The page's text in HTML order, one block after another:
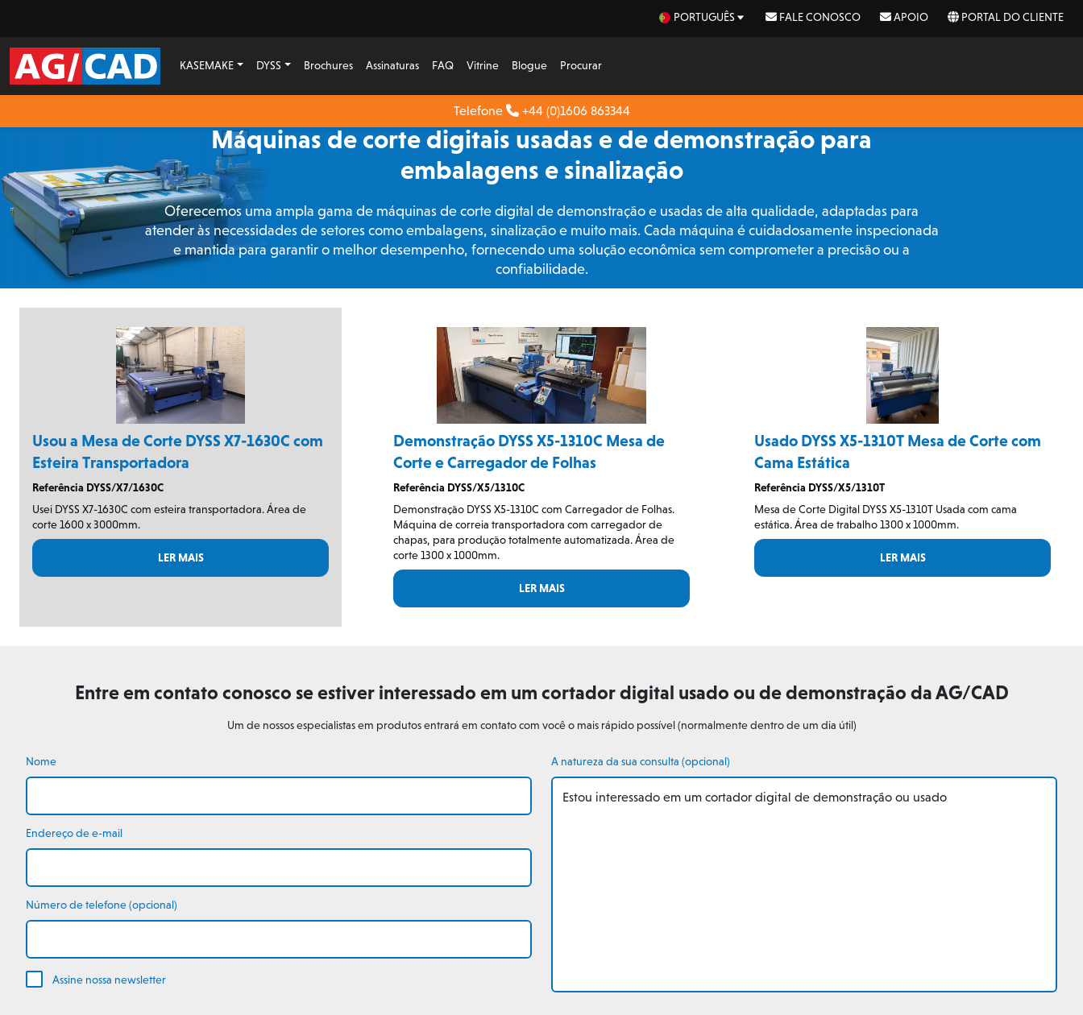
PORTUGUÊS FALE CONOSCO APOIO PORTAL DO CLIENTE
KASEMAKE DYSS Brochures Assinaturas FAQ Vitrine Blogue Procurar
Telefone +44 (0)1606 863344
Máquinas de corte digitais usadas e de demonstração para
embalagens e sinalização
Oferecemos uma ampla gama de máquinas de corte digital de demonstração e usadas de alta qualidade, adaptadas para
atender às necessidades de setores como embalagens, sinalização e muito mais. Cada máquina é cuidadosamente inspecionada
e mantida para garantir o melhor desempenho, fornecendo uma solução econômica sem comprometer a precisão ou a
confiabilidade.
Usou a Mesa de Corte DYSS X7-1630C com
Esteira Transportadora
Referência DYSS/X7/1630C
Usei DYSS X7-1630C com esteira transportadora. Área de
corte 1600 x 3000mm.
LER MAIS
Demonstração DYSS X5-1310C Mesa de
Corte e Carregador de Folhas
Referência DYSS/X5/1310C
Demonstração DYSS X5-1310C com Carregador de Folhas.
Máquina de correia transportadora com carregador de
chapas, para produção totalmente automatizada. Área de
corte 1300 x 1000mm.
LER MAIS
Usado DYSS X5-1310T Mesa de Corte com
Cama Estática
Referência DYSS/X5/1310T
Mesa de Corte Digital DYSS X5-1310T Usada com cama
estática. Área de trabalho 1300 x 1000mm.
LER MAIS
Entre em contato conosco se estiver interessado em um cortador digital usado ou de demonstração da AG/CAD
Um de nossos especialistas em produtos entrará em contato com você o mais rápido possível (normalmente dentro de um dia útil)
Nome
Endereço de e-mail
Número de telefone (opcional)
Assine nossa newsletter
A natureza da sua consulta (opcional)